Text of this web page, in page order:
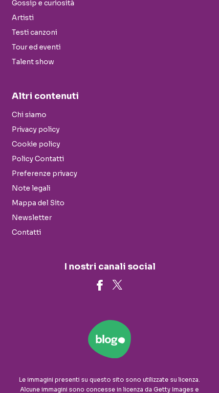
Gossip e curiosità
Artisti
Testi canzoni
Tour ed eventi
Talent show
Altri contenuti
Chi siamo
Privacy policy
Cookie policy
Policy Contatti
Preferenze privacy
Note legali
Mappa del Sito
Newsletter
Contatti
I nostri canali social
Le immagini presenti su questo sito sono utilizzate su licenza.
Alcune immagini sono concesse in licenza da Getty Images e